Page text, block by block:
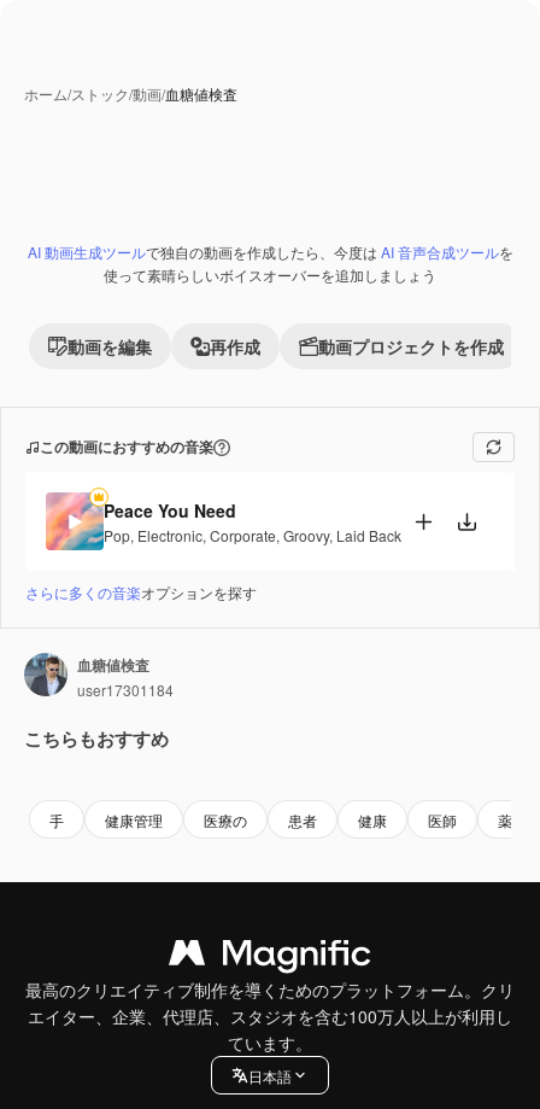
ホーム/ストック/動画/血糖値検査
Premium
AI 動画生成ツールで独自の動画を作成したら、今度は AI 音声合成ツールを
使って素晴らしいボイスオーバーを追加しましょう
動画を編集 再作成 動画プロジェクトを作成
この動画におすすめの音楽
Peace You Need
Pop, Electronic, Corporate, Groovy, Laid Back
さらに多くの音楽オプションを探す
血糖値検査
user17301184
こちらもおすすめ
手 健康管理 医療の 患者 健康 医師 薬
最高のクリエイティブ制作を導くためのプラットフォーム。クリ
エイター、企業、代理店、スタジオを含む100万人以上が利用し
ています。
日本語